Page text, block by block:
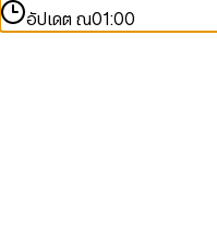
อัปเดต ณ01:00